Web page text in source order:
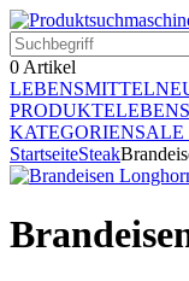
0 Artikel
LEBENSMITTEL
PRODUKTE
KATEGORIENSALE
StartseiteSteak